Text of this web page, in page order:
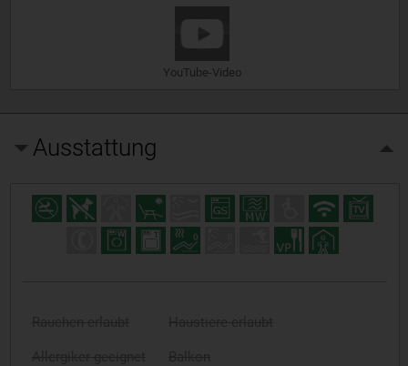
YouTube-Video
Ausstattung